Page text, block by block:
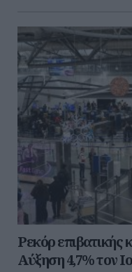
Ρεκόρ επιβατικής
Αύξηση 4,7% τον